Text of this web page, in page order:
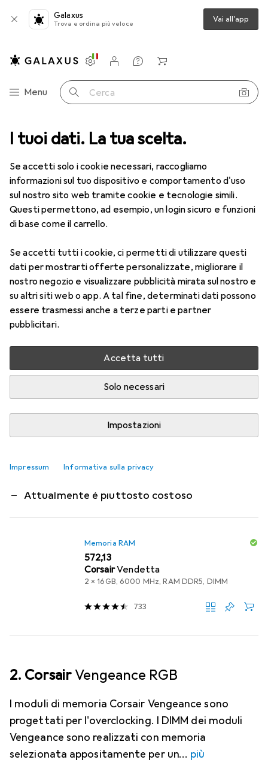
I tuoi dati. La tua scelta.
Se accetti solo i cookie necessari, raccogliamo
informazioni sul tuo dispositivo e comportamento d'uso
sul nostro sito web tramite cookie e tecnologie simili.
Questi permettono, ad esempio, un login sicuro e funzioni
di base come il carrello.
Se accetti tutti i cookie, ci permetti di utilizzare questi
dati per mostrarti offerte personalizzate, migliorare il
nostro negozio e visualizzare pubblicità mirata sul nostro e
su altri siti web o app. A tal fine, determinati dati possono
essere trasmessi anche a terze parti e partner
pubblicitari.
Accetta tutti
Solo necessari
Impostazioni
Impressum Informativa sulla privacy
Galaxus
Trova e ordina più veloce Vai all'app
Categoria Navigazione
Menu Cerca
Impostazioni
Conto cliente
Liste di confronto
Liste dei desideri
Carrello
Memorie RAM più venduti di
Questa pagina è sempre aggiornata e si aggiorna
automaticamente.
i
1. CorsairVendetta
I moduli di memoria Corsair Vengeance sono
progettati per l'overclocking. I DIMM dei moduli
Vengeance sono costruiti con memoria ad alte
prestazioni selezionata
Questo è ciò che pensano i clienti
Funziona in modo stabile
NESSUNA SINCRONIZZAZIONE ASUS AURA RGB
Attualmente è piuttosto costoso
Memoria RAM
EUR
572,13
CorsairVendetta
2 x 16GB, 6000 MHz, RAM DDR5, DIMM
733
2. CorsairVengeance RGB
I moduli di memoria Corsair Vengeance sono
progettati per l'overclocking. I DIMM dei moduli
Vengeance sono realizzati con memoria
selezionata appositamente per un
più